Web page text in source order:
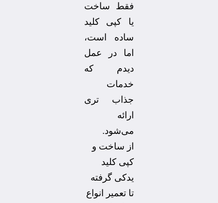
فقط ساخت
یا کپی کلید
ساده است،
اما در عمل
دیدم که
خدمات
جذاب تری
ارائه
می‌شود.
از ساخت و
کپی کلید
یدکی گرفته
تا تعمیر انواع